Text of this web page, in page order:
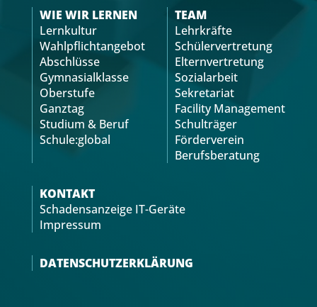
WIE WIR LERNEN
Lernkultur
Wahlpflichtangebot
Abschlüsse
Gymnasialklasse
Oberstufe
Ganztag
Studium & Beruf
Schule:global
TEAM
Lehrkräfte
Schülervertretung
Elternvertretung
Sozialarbeit
Sekretariat
Facility Management
Schulträger
Förderverein
Berufsberatung
KONTAKT
Schadensanzeige IT-Geräte
Impressum
DATENSCHUTZERKLÄRUNG